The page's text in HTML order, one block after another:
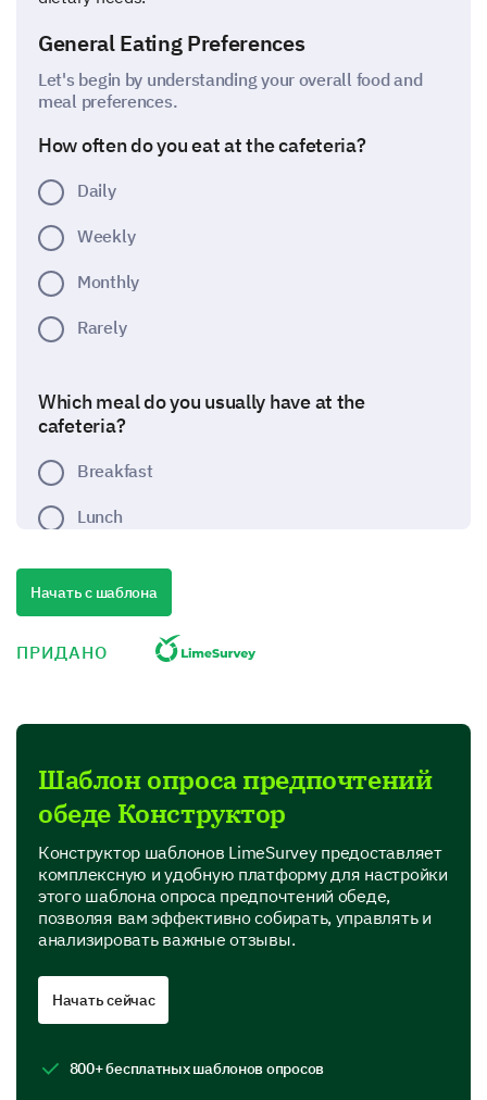
General Eating Preferences
Let's begin by understanding your overall food and
meal preferences.
How often do you eat at the cafeteria?
Daily
Weekly
Monthly
Rarely
Which meal do you usually have at the
cafeteria?
Breakfast
Lunch
Your favorite dishes make meal times more
Select your preferred types of cuisine and feel
free to leave your comments.
Italian
Начать с шаблона
ПРИДАНО
Шаблон опроса предпочтений
обеде Конструктор
Конструктор шаблонов LimeSurvey предоставляет
комплексную и удобную платформу для настройки
этого шаблона опроса предпочтений обеде,
позволяя вам эффективно собирать, управлять и
анализировать важные отзывы.
Начать сейчас
800+ бесплатных шаблонов опросов